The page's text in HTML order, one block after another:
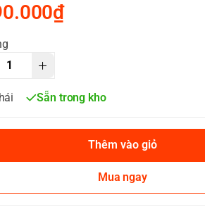
Sẵn trong kho
Thêm vào giỏ
Mua ngay